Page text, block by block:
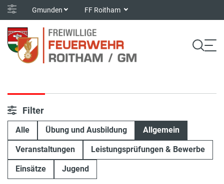
Gmunden FF Roitham
Filter
Alle Übung und Ausbildung Allgemein
Veranstaltungen Leistungsprüfungen & Bewerbe
Einsätze Jugend